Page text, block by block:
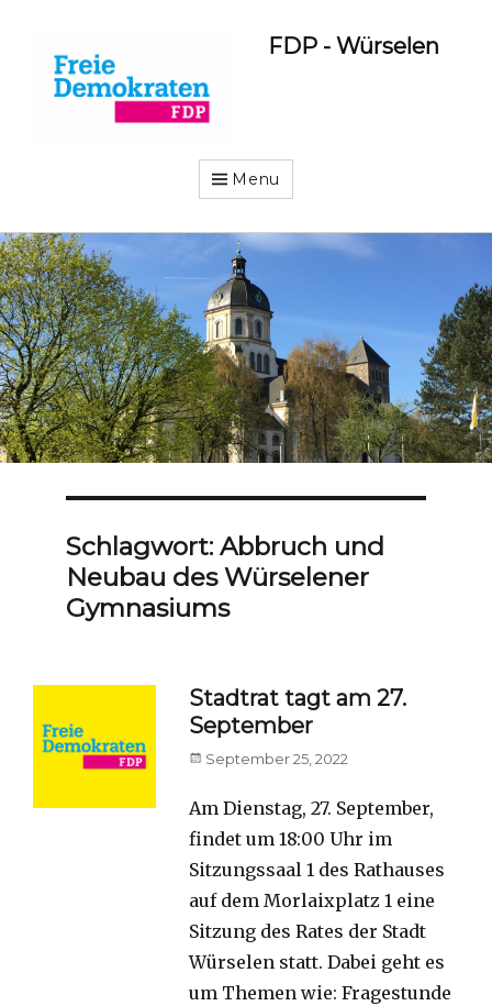
FDP - Würselen
Menu
Schlagwort: Abbruch und
Neubau des Würselener
Gymnasiums
Stadtrat tagt am 27.
September
Posted
September 25, 2022
Am Dienstag, 27. September,
findet um 18:00 Uhr im
Sitzungssaal 1 des Rathauses
auf dem Morlaixplatz 1 eine
Sitzung des Rates der Stadt
Würselen statt. Dabei geht es
um Themen wie: Fragestunde